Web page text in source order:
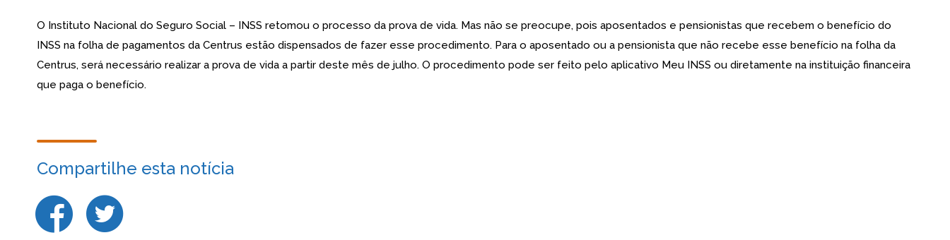
O Instituto Nacional do Seguro Social – INSS retomou o processo da prova de vida. Mas não se preocupe, pois aposentados e pensionistas que recebem o benefício do
INSS na folha de pagamentos da Centrus estão dispensados de fazer esse procedimento. Para o aposentado ou a pensionista que não recebe esse benefício na folha da
Centrus, será necessário realizar a prova de vida a partir deste mês de julho. O procedimento pode ser feito pelo aplicativo Meu INSS ou diretamente na instituição financeira
que paga o benefício.
Compartilhe esta notícia